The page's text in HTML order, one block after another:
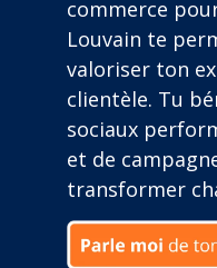
commerce
Louvain te
valoriser ton
clientèle. Tu
sociaux
et de
transformer